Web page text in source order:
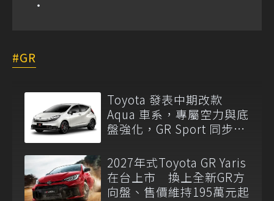
GR
Toyota 發表中期改款
Aqua 車系，專屬空力與底
盤強化，GR Sport 同步亮
2027年式Toyota GR Yaris
在台上市 換上全新GR方
向盤、售價維持195萬元起